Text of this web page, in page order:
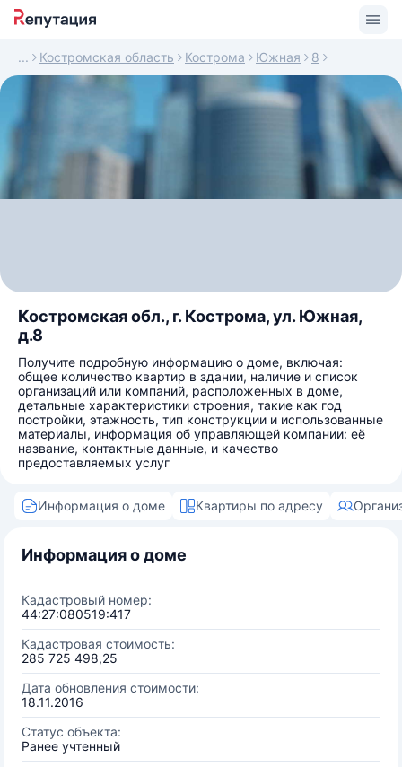
Костромская область Кострома Южная 8
Костромская обл., г. Кострома, ул. Южная,
д.8
Получите подробную информацию о доме, включая:
общее количество квартир в здании, наличие и список
организаций или компаний, расположенных в доме,
детальные характеристики строения, такие как год
постройки, этажность, тип конструкции и использованные
материалы, информация об управляющей компании: её
название, контактные данные, и качество
предоставляемых услуг
Информация о доме Квартиры по адресу
Информация о доме
Кадастровый номер:
44:27:080519:417
Кадастровая стоимость:
285 725 498,25
Дата обновления стоимости:
18.11.2016
Статус объекта:
Ранее учтенный